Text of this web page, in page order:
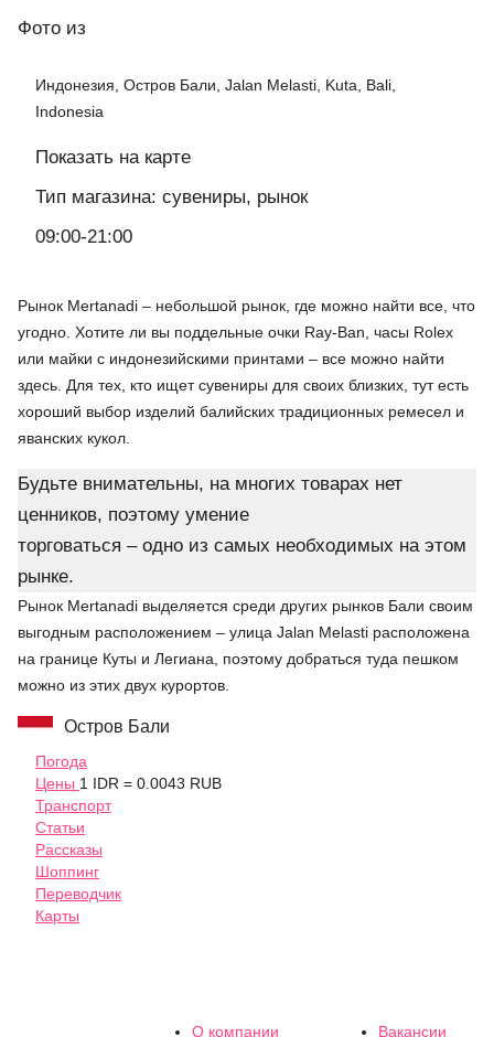
Фото из
Индонезия, Остров Бали, Jalan Melasti, Kuta, Bali,
Indonesia
Показать на карте
Тип магазина: сувениры, рынок
09:00-21:00
Рынок Mertanadi – небольшой рынок, где можно найти все, что
угодно. Хотите ли вы поддельные очки Ray-Ban, часы Rolex
или майки с индонезийскими принтами – все можно найти
здесь. Для тех, кто ищет сувениры для своих близких, тут есть
хороший выбор изделий балийских традиционных ремесел и
яванских кукол.
Будьте внимательны, на многих товарах нет
ценников, поэтому умение
торговаться – одно из самых необходимых на этом
рынке.
Рынок Mertanadi выделяется среди других рынков Бали своим
выгодным расположением – улица Jalan Melasti расположена
на границе Куты и Легиана, поэтому добраться туда пешком
можно из этих двух курортов.
Остров Бали
Погода
Цены 1 IDR = 0.0043 RUB
Транспорт
Статьи
Рассказы
Шоппинг
Переводчик
Карты
О компании Вакансии